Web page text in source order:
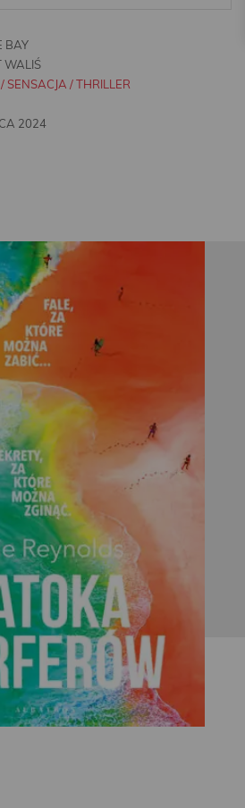
BAY
WALIŚ
SENSACJA / THRILLER
2024